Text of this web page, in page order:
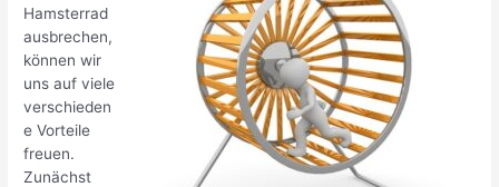
Hamsterrad
ausbrechen,
können wir
uns auf viele
verschieden
e Vorteile
freuen.
Zunächst